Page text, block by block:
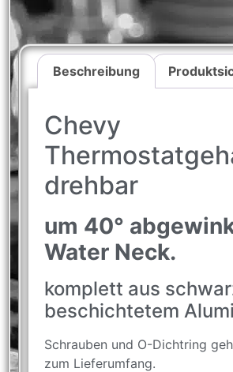
Beschreibung
Chevy
drehbar
um 40°
Water Neck.
komplett aus
beschichtetem
Schrauben und O-Dichtring
zum Lieferumfang.